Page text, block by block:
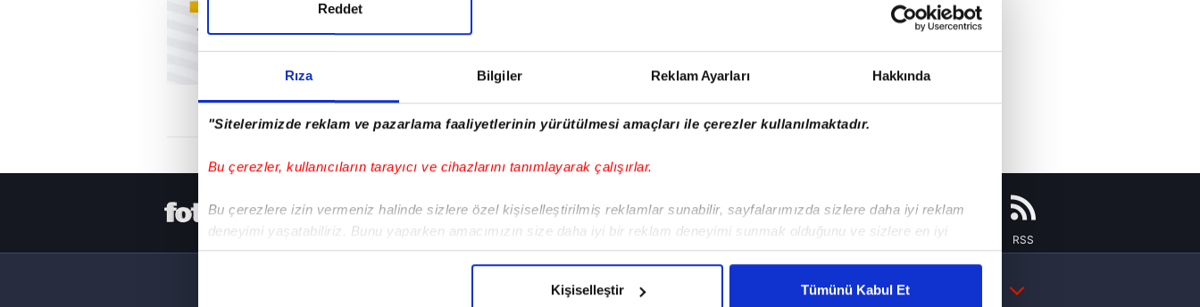
Rıza Bilgiler Reklam Ayarları Hakkında
"Sitelerimizde reklam ve pazarlama faaliyetlerinin yürütülmesi amaçları ile çerezler kullanılmaktadır.
Bu çerezler, kullanıcıların tarayıcı ve cihazlarını tanımlayarak çalışırlar.
Bu çerezlere izin vermeniz halinde sizlere özel kişiselleştirilmiş reklamlar sunabilir, sayfalarımızda sizlere daha iyi reklam
deneyimi yaşatabiliriz. Bunu yaparken amacımızın size daha iyi bir reklam deneyimi sunmak olduğunu ve sizlere en iyi
içerikleri sunabilmek adına elimizden gelen çabayı gösterdiğimizi ve bu noktada, reklamların maliyetlerimizi karşılamak
Reddet
Kişiselleştir Tümünü Kabul Et
HER YERDE!
RSS
DAHA FAZLA